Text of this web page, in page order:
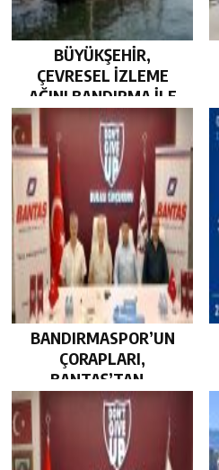
BÜYÜKŞEHİR,
ÇEVRESEL İZLEME
AĞINI BANDIRMA İLE
GÜÇLENDİRDİ…
BANDIRMASPOR’UN
ÇORAPLARI,
BANTAŞ’TAN…